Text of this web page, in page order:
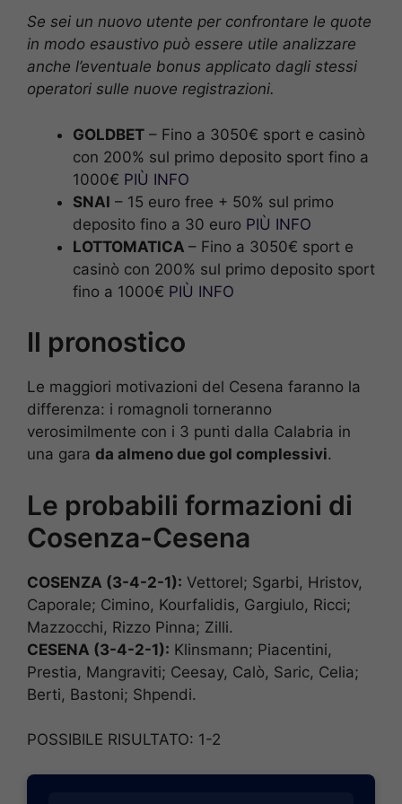
Se sei un nuovo utente per confrontare le quote
in modo esaustivo può essere utile analizzare
anche l’eventuale bonus applicato dagli stessi
operatori sulle nuove registrazioni.
GOLDBET – Fino a 3050€ sport e casinò
con 200% sul primo deposito sport fino a
1000€ PIÙ INFO
SNAI – 15 euro free + 50% sul primo
deposito fino a 30 euro PIÙ INFO
LOTTOMATICA – Fino a 3050€ sport e
casinò con 200% sul primo deposito sport
fino a 1000€ PIÙ INFO
Il pronostico
Le maggiori motivazioni del Cesena faranno la
differenza: i romagnoli torneranno
verosimilmente con i 3 punti dalla Calabria in
una gara da almeno due gol complessivi.
Le probabili formazioni di
Cosenza-Cesena
COSENZA (3-4-2-1): Vettorel; Sgarbi, Hristov,
Caporale; Cimino, Kourfalidis, Gargiulo, Ricci;
Mazzocchi, Rizzo Pinna; Zilli.
CESENA (3-4-2-1): Klinsmann; Piacentini,
Prestia, Mangraviti; Ceesay, Calò, Saric, Celia;
Berti, Bastoni; Shpendi.
POSSIBILE RISULTATO: 1-2